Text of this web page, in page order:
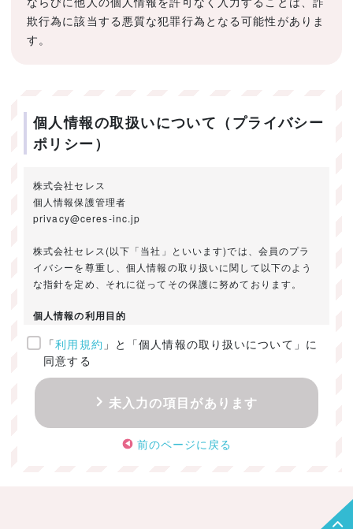
欺行為に該当する悪質な犯罪行為となる可能性がありま
す。
個人情報の取扱いについて（プライバシー
ポリシー）
株式会社セレス
個人情報保護管理者
privacy@ceres-inc.jp
株式会社セレス(以下「当社」といいます)では、会員のプラ
イバシーを尊重し、個人情報の取り扱いに関して以下のよう
な指針を定め、それに従ってその保護に努めております。
個人情報の利用目的
ご提供いただきました個人情報は、以下のためにのみ利用い
たします。
・お問い合わせに対する回答及び資料送付のご連絡
・当社のお客様向けサービスの提供
・本人確認
・サービスの開発・改善のための分析
「利用規約 」と「個人情報の取り扱いについて」に
同意する
未入力の項目があります
前のページに戻る